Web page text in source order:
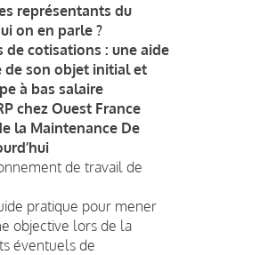
représentants du
on en parle ?
de cotisations : une aide
de son objet initial et
à bas salaire
chez Ouest France
la Maintenance De
de travail de
pratique pour mener
objective lors de la
éventuels de